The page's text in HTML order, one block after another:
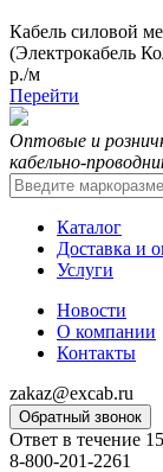
Кабель силовой
(Электрокабель
р./м
Перейти
Оптовые и
кабельно-
Каталог
Доставка и
Услуги
Новости
О компании
Контакты
zakaz@excab.ru
Обратный звонок
Ответ в течение
8-800-201-2261